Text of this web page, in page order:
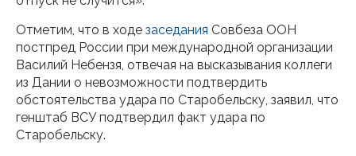
Отметим, что в ходе заседания Совбеза ООН
постпред России при международной организации
Василий Небензя, отвечая на высказывания коллеги
из Дании о невозможности подтвердить
обстоятельства удара по Старобельску, заявил, что
генштаб ВСУ подтвердил факт удара по
Старобельску.